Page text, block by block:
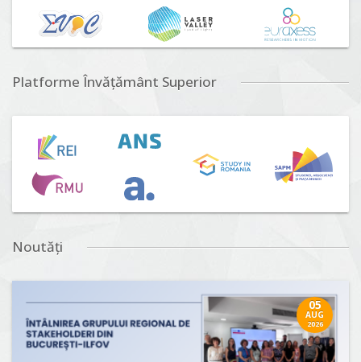
Platforme Învățământ Superior
Noutăți
05
AUG
2026